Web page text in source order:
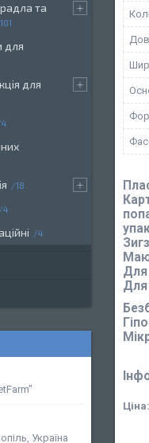
Для
Для
Ціна:
та
101
для
для
4
18
4
4
Україна